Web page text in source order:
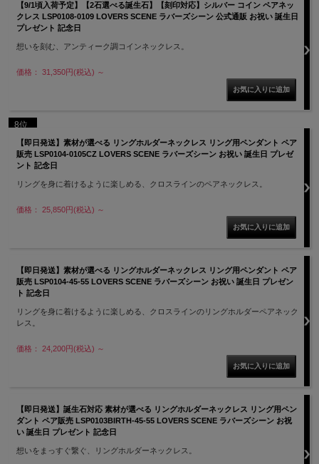
【9/1頃入荷予定】【2石選べる誕生石】【刻印対応】シルバー コイン ペアネッ
クレス LSP0108-0109 LOVERS SCENE ラバーズシーン 公式通販 お祝い 誕生日
プレゼント 記念日
想いを刻む、アンティーク調コインネックレス。
価格： 31,350円(税込) ～
8位
【即日発送】素材が選べる リングホルダーネックレス リング用ペンダント ペア
販売 LSP0104-0105CZ LOVERS SCENE ラバーズシーン お祝い 誕生日 プレゼ
ント 記念日
リングを身に着けるように楽しめる、クロスラインのペアネックレス。
価格： 25,850円(税込) ～
【即日発送】素材が選べる リングホルダーネックレス リング用ペンダント ペア
販売 LSP0104-45-55 LOVERS SCENE ラバーズシーン お祝い 誕生日 プレゼン
ト 記念日
リングを身に着けるように楽しめる、クロスラインのリングホルダーペアネック
レス。
価格： 24,200円(税込) ～
【即日発送】誕生石対応 素材が選べる リングホルダーネックレス リング用ペン
ダント ペア販売 LSP0103BIRTH-45-55 LOVERS SCENE ラバーズシーン お祝
い 誕生日 プレゼント 記念日
想いをまっすぐ繋ぐ、リングホルダーネックレス。